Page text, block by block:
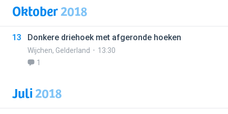
Oktober2018
13 Donkere driehoek met afgeronde hoeken
Wijchen, Gelderland
13:30
1
Juli2018